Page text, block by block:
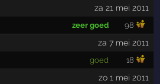
za 21 mei 2011
zeer goed 98
za 7 mei 2011
goed 18
zo 1 mei 2011